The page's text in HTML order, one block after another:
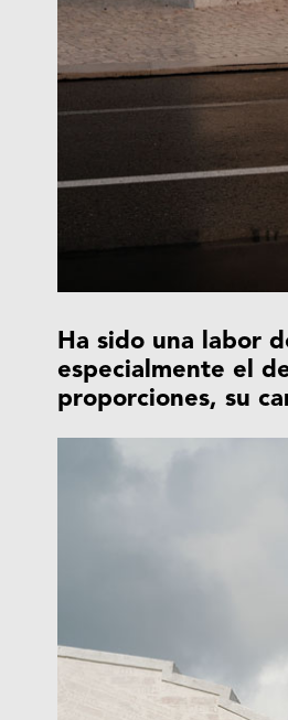
Ha sido una labor
especialmente el
proporciones, su